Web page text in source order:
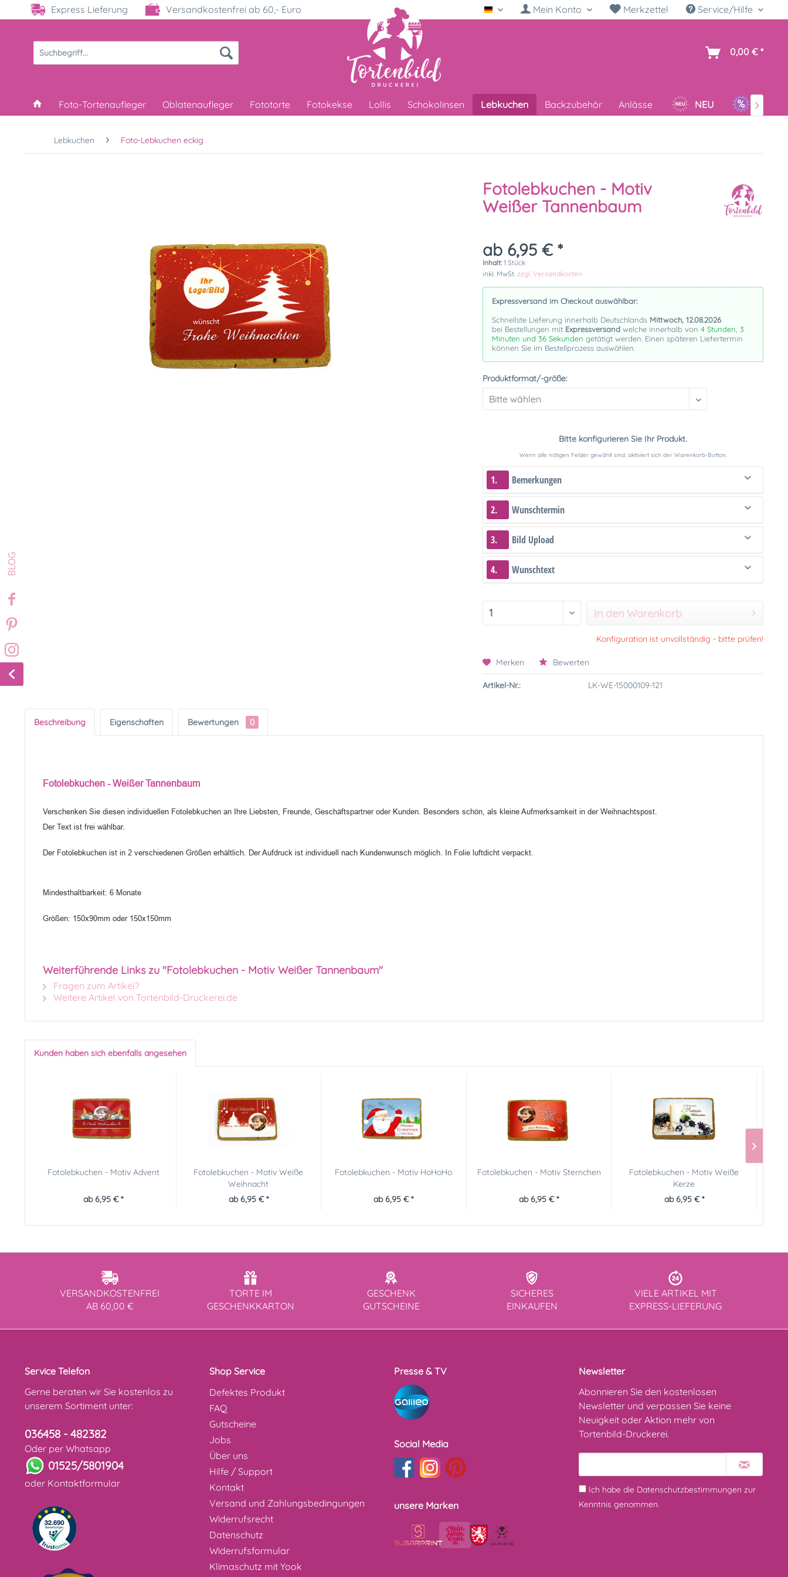
Express Lieferung Versandkostenfrei ab 60,- Euro Deutsch Mein Konto Merkzettel Service/Hilfe
0,00 € *
Foto-Tortenaufleger Oblatenaufleger Fototorte Fotokekse Lollis Schokolinsen Lebkuchen Backzubehör Anlässe NEU SALE

Lebkuchen Foto-Lebkuchen eckig
Fotolebkuchen - Motiv
Weißer Tannenbaum
ab 6,95 € *
Inhalt:1 Stück
inkl. MwSt.zzgl. Versandkosten
Expressversand im Checkout auswählbar:
Schnellste Lieferung innerhalb Deutschlands Mittwoch, 12.08.2026
bei Bestellungen mit Expressversand welche innerhalb von4 Stunden, 3
Minuten und 35 Sekunden getätigt werden. Einen späteren Liefertermin
können Sie im Bestellprozess auswählen.
Produktformat/-größe:
Bitte konfigurieren Sie Ihr Produkt.
Wenn alle nötigen Felder gewählt sind, aktiviert sich der Warenkorb-Button.
1. Bemerkungen
2. Wunschtermin
3. Bild Upload
4. Wunschtext
In den Warenkorb
Konfiguration ist unvollständig - bitte prüfen!
Merken Bewerten
Artikel-Nr.: LK-WE-15000109-121
Beschreibung Eigenschaften Bewertungen 0
Fotolebkuchen -Weißer Tannenbaum
Verschenken Sie diesen individuellen Fotolebkuchen an Ihre Liebsten, Freunde, Geschäftspartner oder Kunden. Besonders schön, als kleine Aufmerksamkeit in der Weihnachtspost.
Der Text ist frei wählbar.
Der Fotolebkuchen ist in 2 verschiedenen Größen erhältlich. Der Aufdruck ist individuell nach Kundenwunsch möglich. In Folie luftdicht verpackt.
Mindesthaltbarkeit: 6 Monate
Größen: 150x90mm oder 150x150mm
Weiterführende Links zu "Fotolebkuchen - Motiv Weißer Tannenbaum"
Fragen zum Artikel?
Weitere Artikel von Tortenbild-Druckerei.de
Kunden haben sich ebenfalls angesehen
Fotolebkuchen - Motiv Advent
ab 6,95 € *
Fotolebkuchen - Motiv Weiße
Weihnacht
ab 6,95 € *
Fotolebkuchen - Motiv HoHoHo
ab 6,95 € *
Fotolebkuchen - Motiv Sternchen
ab 6,95 € *
Fotolebkuchen - Motiv Weiße
Kerze
ab 6,95 € *
VERSANDKOSTENFREI
AB 60,00 €
TORTE IM
GESCHENKKARTON
GESCHENK
GUTSCHEINE
SICHERES
EINKAUFEN
VIELE ARTIKEL MIT
EXPRESS-LIEFERUNG
Service Telefon
Gerne beraten wir Sie kostenlos zu
unserem Sortiment unter:
036458 - 482382
Oder per Whatsapp
01525/5801904
oder Kontaktformular
Shop Service
Defektes Produkt
FAQ
Gutscheine
Jobs
Über uns
Hilfe / Support
Kontakt
Versand und Zahlungsbedingungen
Widerrufsrecht
Datenschutz
Widerrufsformular
Klimaschutz mit Yook
Presse & TV
Social Media
unsere Marken
Newsletter
Abonnieren Sie den kostenlosen
Newsletter und verpassen Sie keine
Neuigkeit oder Aktion mehr von
Tortenbild-Druckerei.
Ich habe die Datenschutzbestimmungen zur
Kenntnis genommen.